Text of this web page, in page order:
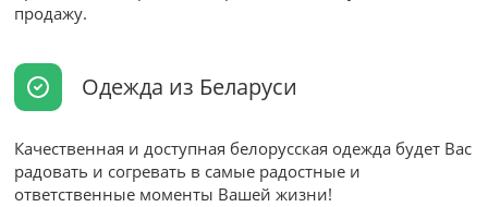
продажу.
Одежда из Беларуси
Качественная и доступная белорусская одежда будет Вас
радовать и согревать в самые радостные и
ответственные моменты Вашей жизни!